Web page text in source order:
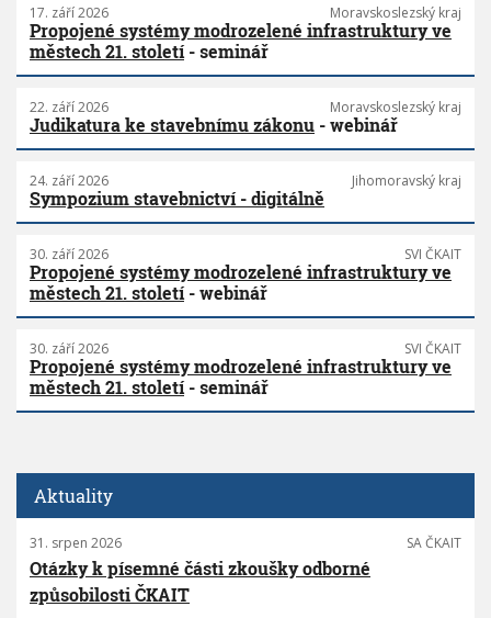
17. září 2026 Moravskoslezský kraj
Propojené systémy modrozelené infrastruktury ve
městech 21. století- seminář
22. září 2026 Moravskoslezský kraj
Judikatura ke stavebnímu zákonu - webinář
24. září 2026 Jihomoravský kraj
Sympozium stavebnictví - digitálně
30. září 2026 SVI ČKAIT
Propojené systémy modrozelené infrastruktury ve
městech 21. století- webinář
30. září 2026 SVI ČKAIT
Propojené systémy modrozelené infrastruktury ve
městech 21. století- seminář
Aktuality
31. srpen 2026 SA ČKAIT
Otázky k písemné části zkoušky odborné
způsobilosti ČKAIT